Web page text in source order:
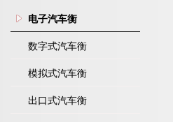
电子汽车衡
数字式汽车衡
模拟式汽车衡
出口式汽车衡